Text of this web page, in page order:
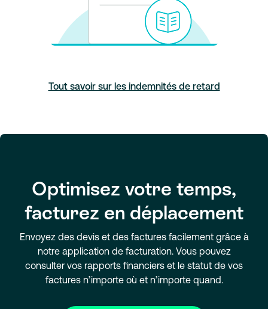
Tout savoir sur les indemnités de retard
Optimisez votre temps,
facturez en déplacement
Envoyez des devis et des factures facilement grâce à
notre application de facturation. Vous pouvez
consulter vos rapports financiers et le statut de vos
factures n’importe où et n’importe quand.